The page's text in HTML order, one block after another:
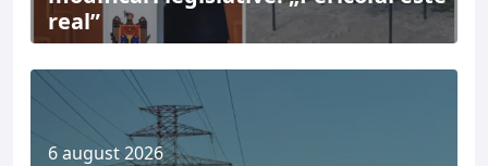
real”
6 august 2026